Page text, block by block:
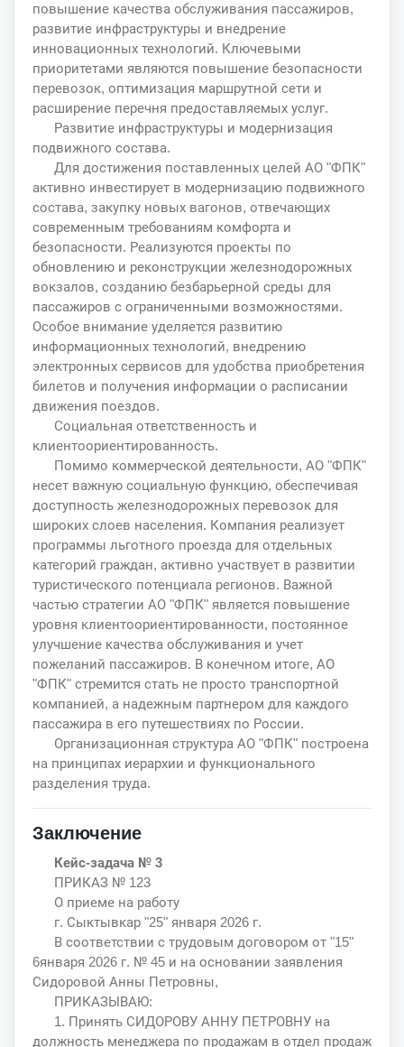
повышение качества обслуживания пассажиров,
развитие инфраструктуры и внедрение
инновационных технологий. Ключевыми
приоритетами являются повышение безопасности
перевозок, оптимизация маршрутной сети и
расширение перечня предоставляемых услуг.
Развитие инфраструктуры и модернизация
подвижного состава.
Для достижения поставленных целей АО "ФПК"
активно инвестирует в модернизацию подвижного
состава, закупку новых вагонов, отвечающих
современным требованиям комфорта и
безопасности. Реализуются проекты по
обновлению и реконструкции железнодорожных
вокзалов, созданию безбарьерной среды для
пассажиров с ограниченными возможностями.
Особое внимание уделяется развитию
информационных технологий, внедрению
электронных сервисов для удобства приобретения
билетов и получения информации о расписании
движения поездов.
Социальная ответственность и
клиентоориентированность.
Помимо коммерческой деятельности, АО "ФПК"
несет важную социальную функцию, обеспечивая
доступность железнодорожных перевозок для
широких слоев населения. Компания реализует
программы льготного проезда для отдельных
категорий граждан, активно участвует в развитии
туристического потенциала регионов. Важной
частью стратегии АО "ФПК" является повышение
уровня клиентоориентированности, постоянное
улучшение качества обслуживания и учет
пожеланий пассажиров. В конечном итоге, АО
"ФПК" стремится стать не просто транспортной
компанией, а надежным партнером для каждого
пассажира в его путешествиях по России.
Организационная структура АО "ФПК" построена
на принципах иерархии и функционального
разделения труда.
Заключение
Кейс-задача № 3
ПРИКАЗ № 123
О приеме на работу
г. Сыктывкар "25" января 2026 г.
В соответствии с трудовым договором от "15"
6января 2026 г. № 45 и на основании заявления
Сидоровой Анны Петровны,
ПРИКАЗЫВАЮ:
1. Принять СИДОРОВУ АННУ ПЕТРОВНУ на
должность менеджера по продажам в отдел продаж